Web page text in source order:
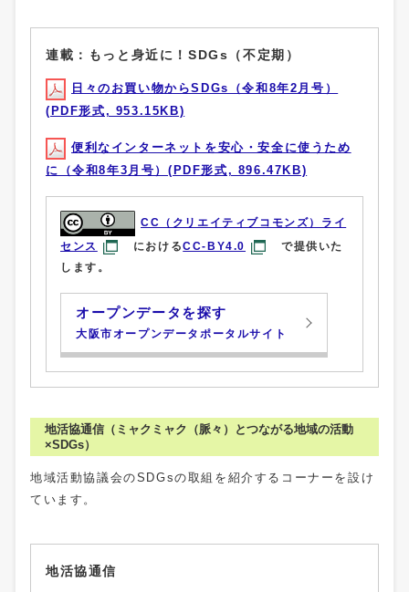
連載：もっと身近に！SDGs（不定期）
日々のお買い物からSDGs（令和8年2月号）
(PDF形式, 953.15KB)
便利なインターネットを安心・安全に使うため
に（令和8年3月号）(PDF形式, 896.47KB)
CC（クリエイティブコモンズ）ライ
センス
におけるCC-BY4.0
で提供いた
します。
オープンデータを探す
大阪市オープンデータポータルサイト
地活協通信（ミャクミャク（脈々）とつながる地域の活動
×SDGs）
地域活動協議会のSDGsの取組を紹介するコーナーを設け
ています。
地活協通信